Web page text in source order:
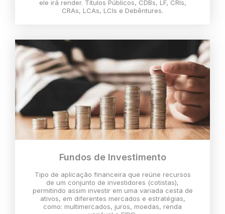
ele irá render. Títulos Públicos, CDBs, LF, CRIs,
CRAs, LCAs, LCIs e Debêntures.
Fundos de Investimento
Tipo de aplicação financeira que reúne recursos
de um conjunto de investidores (cotistas),
permitindo assim investir em uma variada cesta de
ativos, em diferentes mercados e estratégias,
como: multimercados, juros, moedas, renda